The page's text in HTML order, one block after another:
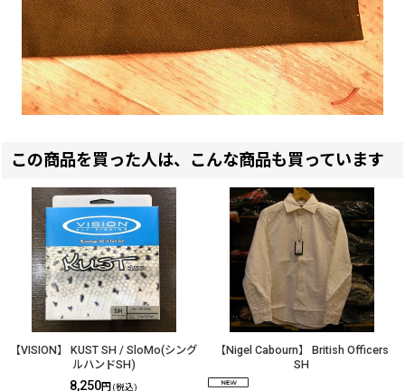
この商品を買った人は、こんな商品も買っています
【VISION】 KUST SH / SloMo(シング
ルハンドSH)
8,250円 (税込)
【Nigel Cabourn】 British Officers
SH